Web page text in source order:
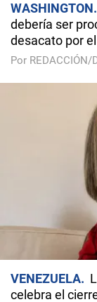
WASHINGTON
debería ser
desacato por
Por
VENEZUELA
celebra el